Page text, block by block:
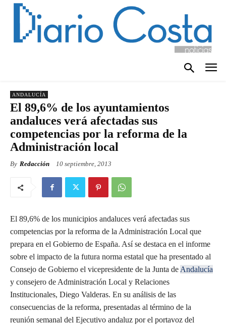
ANDALUCÍA
El 89,6% de los ayuntamientos
andaluces verá afectadas sus
competencias por la reforma de la
Administración local
By Redacción 10 septiembre, 2013
El 89,6% de los municipios andaluces verá afectadas sus
competencias por la reforma de la Administración Local que
prepara en el Gobierno de España. Así se destaca en el informe
sobre el impacto de la futura norma estatal que ha presentado al
Consejo de Gobierno el vicepresidente de la Junta deAndalucía
y consejero de Administración Local y Relaciones
Institucionales, Diego Valderas. En su análisis de las
consecuencias de la reforma, presentadas al término de la
reunión semanal del Ejecutivo andaluz por el portavoz del